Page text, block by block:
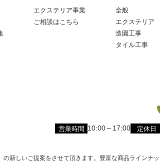
エクステリア事業
ご相談はこちら
全般
エクステリア
造園工事
タイル工事
営業時間 10:00～17:00 定休日
新しいご提案をさせて頂きます。豊富な商品ラインナ